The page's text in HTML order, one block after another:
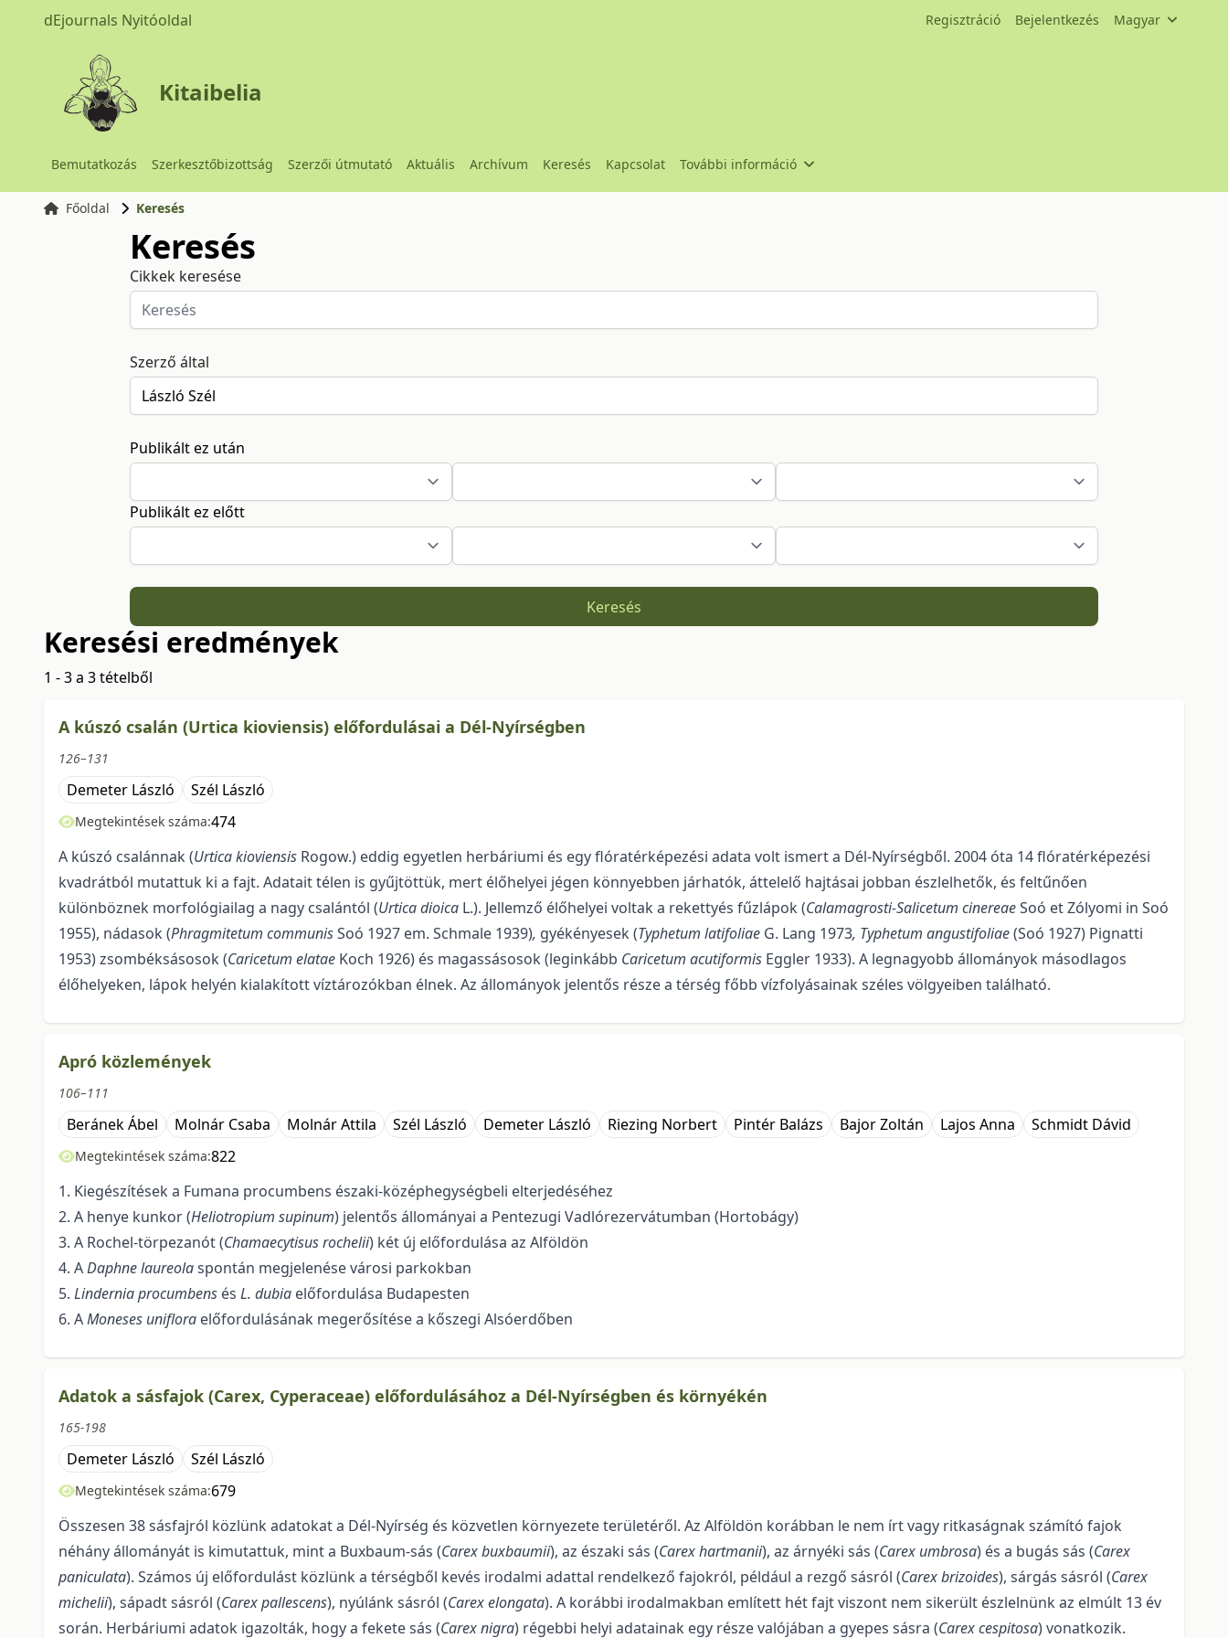
dEjournals Nyitóoldal Regisztráció Bejelentkezés Magyar
Kitaibelia
Bemutatkozás Szerkesztőbizottság Szerzői útmutató Aktuális Archívum Keresés Kapcsolat További információ
Főoldal Keresés
Keresés
Cikkek keresése
Szerző által
Publikált ez után
Publikált ez előtt
Keresés
Keresési eredmények
1 - 3 a 3 tételből
A kúszó csalán (Urtica kioviensis) előfordulásai a Dél-Nyírségben
126–131
Demeter László Szél László
Megtekintések száma:474
A kúszó csalánnak (Urtica kioviensis Rogow.) eddig egyetlen herbáriumi és egy fló­ratér­képezési adata volt ismert a Dél-Nyírségből. 2004 óta 14 flóratérképezési
kvadrátból mutattuk ki a fajt. Adatait télen is gyűjtöttük, mert élőhelyei jégen könnyebben járhatók, áttelelő hajtásai jobban ész­lelhe­tők, és feltűnően
különböznek morfológiailag a nagy csalántól (Urtica dioica L.). Jellemző élőhelyei vol­tak a rekettyés fűzlápok (Calamagrosti-Salicetum cinereaeSoó et Zólyomi in Soó
1955), nádasok (Phragmitetum communisSoó 1927 em. Schmale 1939), gyékényesek (Typhetum latifoliae G. Lang 1973, Typhetum angustifoliae(Soó 1927) Pignatti
1953) zsombéksásosok (Caricetum elatae Koch 1926) és magassásosok (leginkább Caricetum acutiformis Eggler 1933). A legnagyobb állományok másodlagos
élőhelyeken, lápok helyén kialakított víztározókban élnek. Az állományok jelentős része a térség főbb vízfolyásainak széles völgyeiben található.
Apró közlemények
106–111
Beránek Ábel Molnár Csaba Molnár Attila Szél László Demeter László Riezing Norbert Pintér Balázs Bajor Zoltán Lajos Anna Schmidt Dávid
Megtekintések száma:822
1. Kiegészítések a Fumana procumbens északi-középhegységbeli elterjedéséhez
2. A henye kunkor (Heliotropium supinum) jelentős állományai a Pentezugi Vadlórezervátumban (Hortobágy)
3. A Rochel-törpezanót (Chamaecytisus rochelii) két új előfordulása az Alföldön
4. ADaphne laureolaspontán megjelenése városi parkokban
5. Lindernia procumbens és L. dubia előfordulása Budapesten
6. AMoneses uniflora előfordulásának megerősítése a kőszegi Alsóerdőben
Adatok a sásfajok (Carex, Cyperaceae) előfordulásához a Dél-Nyírségben és környékén
165-198
Demeter László Szél László
Megtekintések száma:679
Összesen 38 sásfajról közlünk adatokat a Dél-Nyírség és közvetlen környezete területé­ről. Az Alföldön korábban le nem írt vagy ritkaságnak számító fajok
néhány állományát is kimutattuk, mint a Buxbaum-sás (Carex buxbaumii), az északi sás (Carex hartmanii), az árnyéki sás (Carex umbrosa) és a bugás sás (Carex
paniculata). Számos új előfordulást közlünk a térségből kevés irodalmi adattal rendelkező fajokról, például a rezgő sásról (Carex brizoides), sárgás sásról (Carex
michelii), sápadt sásról (Carex pallescens), nyúlánk sásról (Carex elongata). A korábbi irodalmakban említett hét fajt viszont nem sikerült észlelnünk az elmúlt 13 év
során. Herbáriumi adatok igazolták, hogy a fekete sás (Carex nigra) régebbi helyi adatainak egy része valójában a gyepes sásra (Carex cespitosa) vonatkozik.